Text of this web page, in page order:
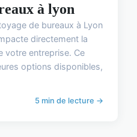
à lyon
de bureaux à Lyon
directement la
votre entreprise. Ce
options disponibles,
5 min de lecture →